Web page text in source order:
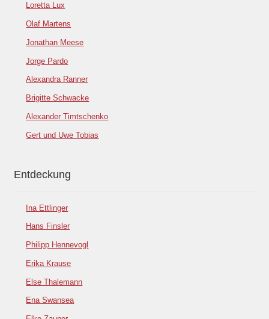
Loretta Lux
Olaf Martens
Jonathan Meese
Jorge Pardo
Alexandra Ranner
Brigitte Schwacke
Alexander Timtschenko
Gert und Uwe Tobias
Entdeckung
Ina Ettlinger
Hans Finsler
Philipp Hennevogl
Erika Krause
Else Thalemann
Ena Swansea